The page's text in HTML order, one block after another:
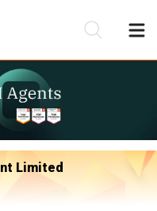
Limited